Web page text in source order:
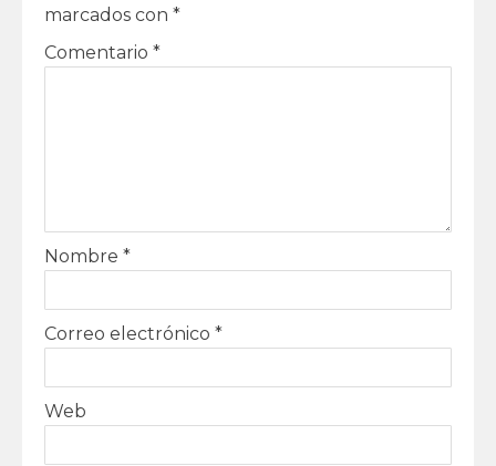
marcados con *
Comentario *
Nombre *
Correo electrónico *
Web